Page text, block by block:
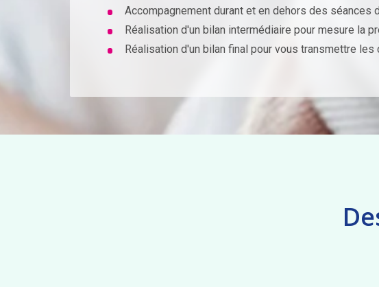
Accompagnement durant et en dehors des séances
Réalisation d'un bilan intermédiaire pour mesure la
Réalisation d'un bilan final pour vous transmettre